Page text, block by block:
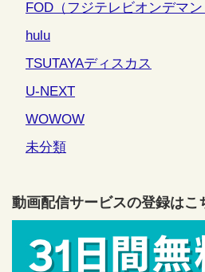
FOD（フジテレビオンデマン
hulu
TSUTAYAディスカス
U-NEXT
WOWOW
未分類
動画配信サービスの登録はこ